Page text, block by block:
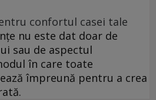
confortul casei tale
nu este dat doar de
sau de aspectul
în care toate
împreună pentru a crea